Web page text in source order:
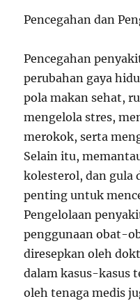
Pencegahan dan
Pencegahan
perubahan gaya
pola makan sehat,
mengelola stres,
merokok, serta
Selain itu,
kolesterol, dan gula
penting untuk
Pengelolaan
penggunaan obat-
diresepkan oleh
dalam kasus-kasus
oleh tenaga medis